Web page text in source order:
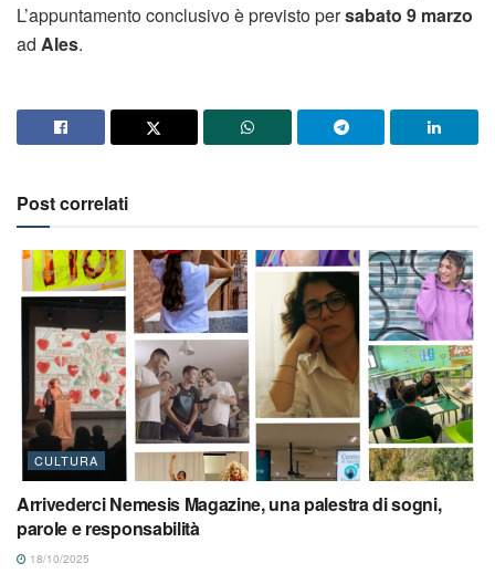
L’appuntamento conclusivo è previsto persabato 9 marzo
ad Ales.
Post correlati
CULTURA
Arrivederci Nemesis Magazine, una palestra di sogni,
parole e responsabilità
18/10/2025